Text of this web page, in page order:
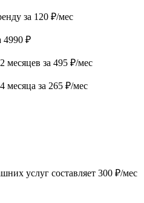
за 120 ₽/мес
4990 ₽
месяцев за 495 ₽/мес
месяца за 265 ₽/мес
услуг составляет 300 ₽/мес